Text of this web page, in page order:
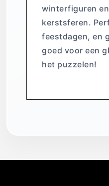
winterfiguren
kerstsferen.
feestdagen, en
goed voor een
het puzzelen!